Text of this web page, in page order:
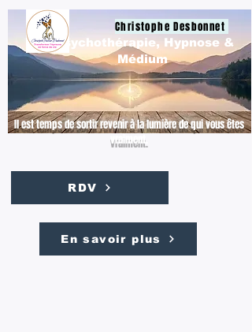
Christophe Desbonnet
Il est temps de sortir revenir à la lumière de qui vous êtes
vraiment.
Psychothérapie, Hypnose &
Médium
RDV
En savoir plus